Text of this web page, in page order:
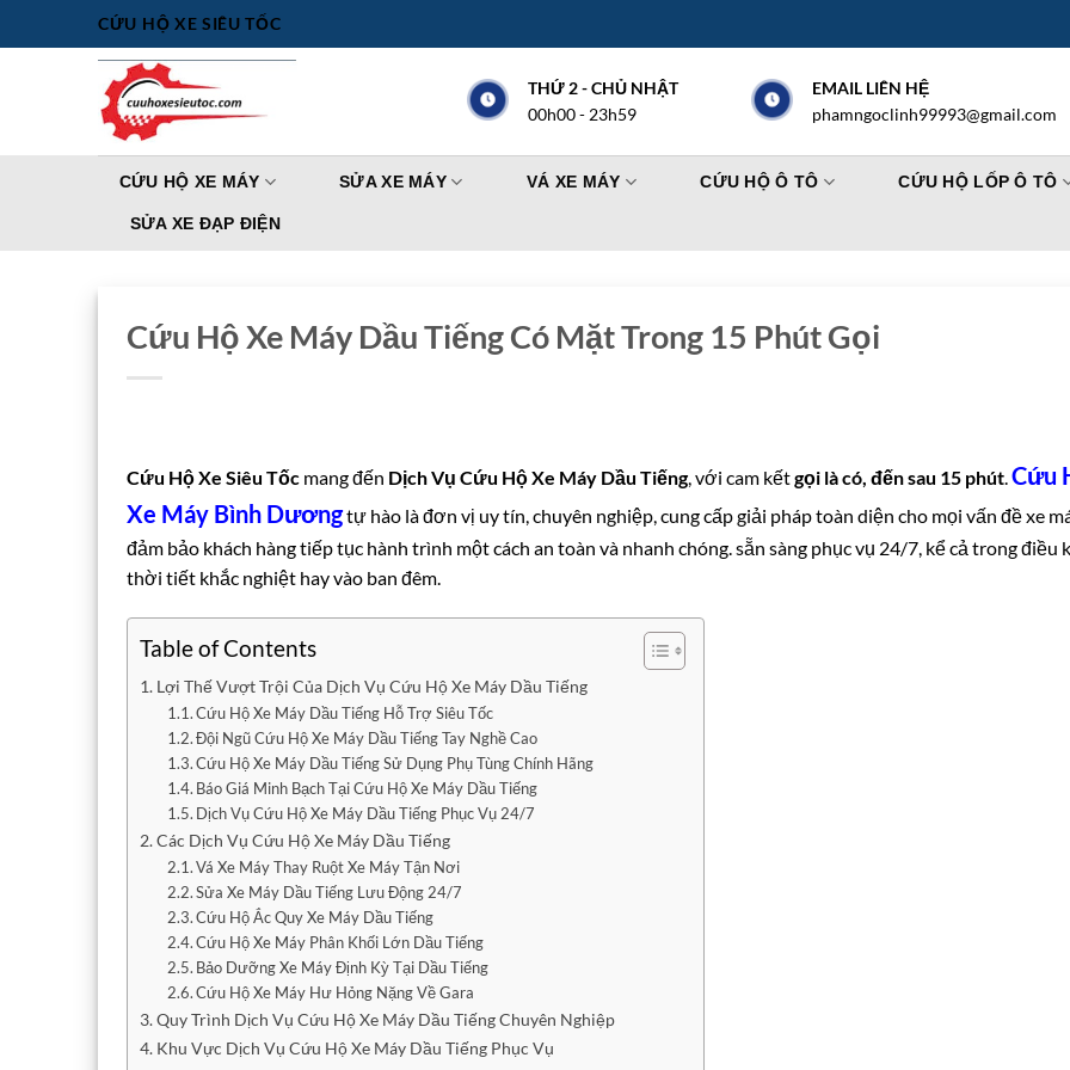
qua
CỨU HỘ XE SIÊU TỐC
THỨ 2 - CHỦ NHẬT
00h00 - 23h59
EMAIL LIÊN HỆ
phamngoclinh99993@gmail.com
CỨU HỘ XE MÁY SỬA XE MÁY VÁ XE MÁY CỨU HỘ Ô TÔ CỨU HỘ LỐP Ô TÔ
SỬA XE ĐẠP ĐIỆN
Cứu Hộ Xe Máy Dầu Tiếng Có Mặt Trong 15 Phút Gọi
Cứu Hộ Xe Siêu Tốc mang đến Dịch Vụ Cứu Hộ Xe Máy Dầu Tiếng, với cam kếtgọi là có, đến sau 15 phút.Cứu
Xe Máy Bình Dươngtự hào là đơn vị uy tín, chuyên nghiệp, cung cấp giải pháp toàn diện cho mọi vấn đề xe
đảm bảo khách hàng tiếp tục hành trình một cách an toàn và nhanh chóng. sẵn sàng phục vụ 24/7, kể cả trong điều
thời tiết khắc nghiệt hay vào ban đêm.
Table of Contents
Lợi Thế Vượt Trội Của Dịch Vụ Cứu Hộ Xe Máy Dầu Tiếng
Cứu Hộ Xe Máy Dầu Tiếng Hỗ Trợ Siêu Tốc
Đội Ngũ Cứu Hộ Xe Máy Dầu Tiếng Tay Nghề Cao
Cứu Hộ Xe Máy Dầu Tiếng Sử Dụng Phụ Tùng Chính Hãng
Báo Giá Minh Bạch Tại Cứu Hộ Xe Máy Dầu Tiếng
Dịch Vụ Cứu Hộ Xe Máy Dầu Tiếng Phục Vụ 24/7
Các Dịch Vụ Cứu Hộ Xe Máy Dầu Tiếng
Vá Xe Máy Thay Ruột Xe Máy Tận Nơi
Sửa Xe Máy Dầu Tiếng Lưu Động 24/7
Cứu Hộ Ắc Quy Xe Máy Dầu Tiếng
Cứu Hộ Xe Máy Phân Khối Lớn Dầu Tiếng
Bảo Dưỡng Xe Máy Định Kỳ Tại Dầu Tiếng
Cứu Hộ Xe Máy Hư Hỏng Nặng Về Gara
Quy Trình Dịch Vụ Cứu Hộ Xe Máy Dầu Tiếng Chuyên Nghiệp
Khu Vực Dịch Vụ Cứu Hộ Xe Máy Dầu Tiếng Phục Vụ